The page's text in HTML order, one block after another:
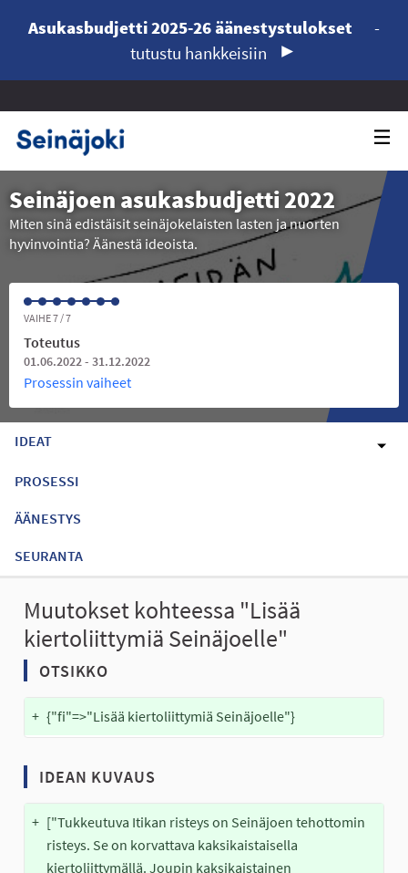
Asukasbudjetti 2025-26 äänestystulokset
-
tutustu hankkeisiin
Seinäjoen asukasbudjetti 2022
Miten sinä edistäisit seinäjokelaisten lasten ja nuorten
hyvinvointia? Äänestä ideoista.
VAIHE 7 / 7
Toteutus
01.06.2022 - 31.12.2022
Prosessin vaiheet
IDEAT
PROSESSI
ÄÄNESTYS
SEURANTA
Muutokset kohteessa "Lisää
kiertoliittymiä Seinäjoelle"
OTSIKKO
+ {"fi"=>"Lisää kiertoliittymiä Seinäjoelle"}
IDEAN KUVAUS
+ ["Tukkeutuva Itikan risteys on Seinäjoen tehottomin
risteys. Se on korvattava kaksikaistaisella
kiertoliittymällä. Joupin kaksikaistainen